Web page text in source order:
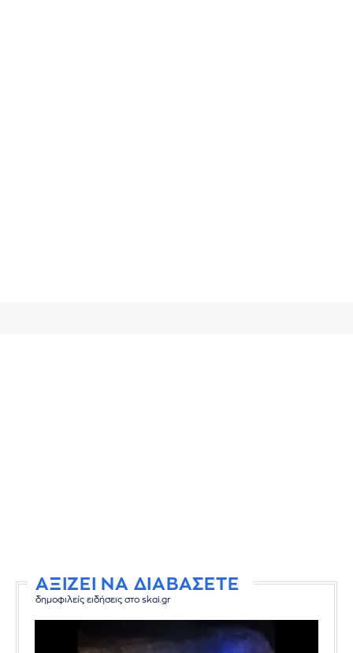
ΑΞΙΖΕΙ ΝΑ ΔΙΑΒΑΣΕΤΕ
δημοφιλείς ειδήσεις στο skai.gr